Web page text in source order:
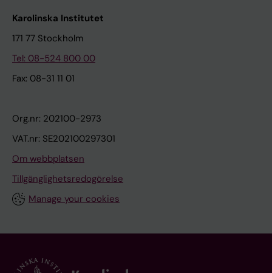
Karolinska Institutet
171 77 Stockholm
Tel: 08-524 800 00
Fax: 08-31 11 01
Org.nr: 202100-2973
VAT.nr: SE202100297301
Om webbplatsen
Tillgänglighetsredogörelse
Manage your cookies